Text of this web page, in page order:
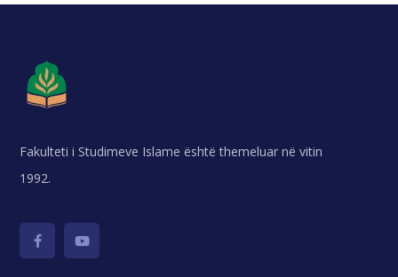
Fakulteti i Studimeve Islame është themeluar në vitin
1992.